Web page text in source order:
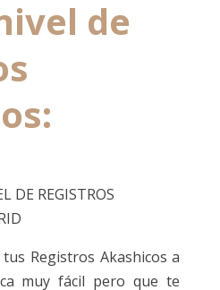
de
DE REGISTROS
Registros Akashicos a
muy fácil pero que te